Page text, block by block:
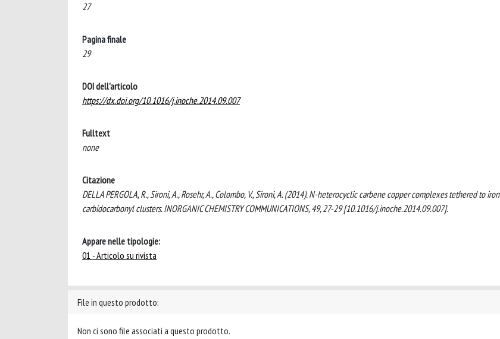
27
Pagina finale
29
DOI dell'articolo
https://dx.doi.org/10.1016/j.inoche.2014.09.007
Fulltext
none
Citazione
DELLA PERGOLA, R., Sironi, A., Rosehr, A., Colombo, V., Sironi, A. (2014). N-heterocyclic carbene copper complexes tethered to iron
carbidocarbonyl clusters. INORGANIC CHEMISTRY COMMUNICATIONS, 49, 27-29 [10.1016/j.inoche.2014.09.007].
Appare nelle tipologie:
01 - Articolo su rivista
File in questo prodotto:
Non ci sono file associati a questo prodotto.